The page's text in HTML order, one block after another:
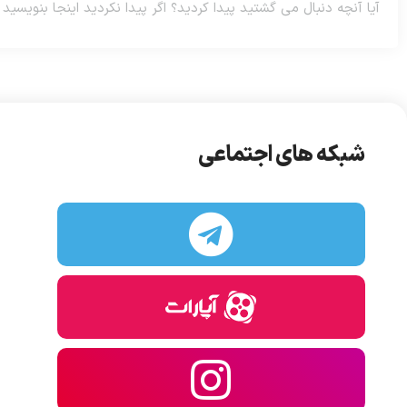
شبکه های اجتماعی